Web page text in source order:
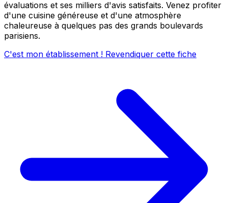
évaluations et ses milliers d'avis satisfaits. Venez profiter
d'une cuisine généreuse et d'une atmosphère
chaleureuse à quelques pas des grands boulevards
parisiens.
C'est mon établissement ! Revendiquer cette fiche